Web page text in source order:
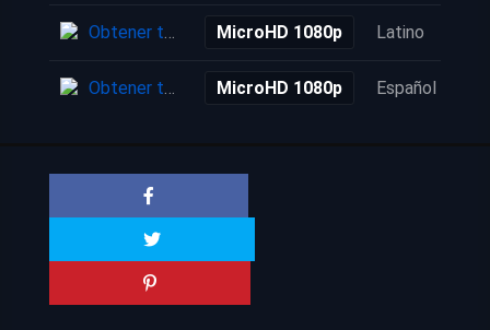
Obtener torrent MicroHD 1080p Latino
Obtener torrent MicroHD 1080p Español